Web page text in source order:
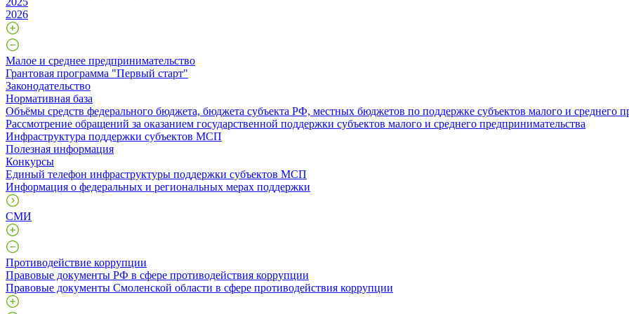
2026
Малое и среднее предпринимательство
Грантовая программа "Первый старт"
Законодательство
Нормативная база
Объёмы средств федерального бюджета, бюджета субъекта РФ, местных бюджетов по поддержке субъектов малого и среднего
Рассмотрение обращений за оказанием государственной поддержки субъектов малого и среднего предпринимательства
Инфраструктура поддержки субъектов МСП
Полезная информация
Конкурсы
Единый телефон инфраструктуры поддержки субъектов МСП
Информация о федеральных и региональных мерах поддержки
СМИ
Противодействие коррупции
Правовые документы РФ в сфере противодействия коррупции
Правовые документы Смоленской области в сфере противодействия коррупции